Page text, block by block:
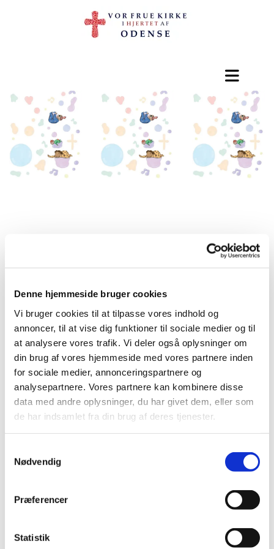
Denne hjemmeside bruger cookies
Vi bruger cookies til at tilpasse vores indhold og
annoncer, til at vise dig funktioner til sociale medier og til
at analysere vores trafik. Vi deler også oplysninger om
din brug af vores hjemmeside med vores partnere inden
for sociale medier, annonceringspartnere og
analysepartnere. Vores partnere kan kombinere disse
data med andre oplysninger, du har givet dem, eller som
de har indsamlet fra din brug af deres tjenester.
Nødvendig
Præferencer
Statistik
Datoer for og tilmelding
til Babysalmesang
Babysalmesang efterår 2026 starter op den
20. oktober, og man tilmelder sig hele forløbet.
Selve babysalmesangen starter
kl. 14.00, men I kan komme allerede kl. 13.30 til
hygge, snak og kaffe.
Vi mødes den 20. og 27. oktober samt den 3.,
10. og 17. november